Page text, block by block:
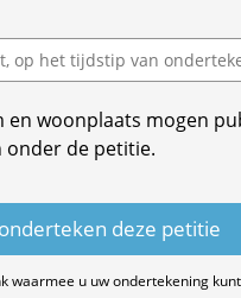
en woonplaats mogen
onder de petitie.
waarmee u uw ondertekening